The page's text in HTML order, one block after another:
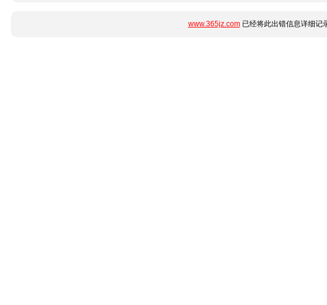
www.365jz.com已经将此出错信息详细记